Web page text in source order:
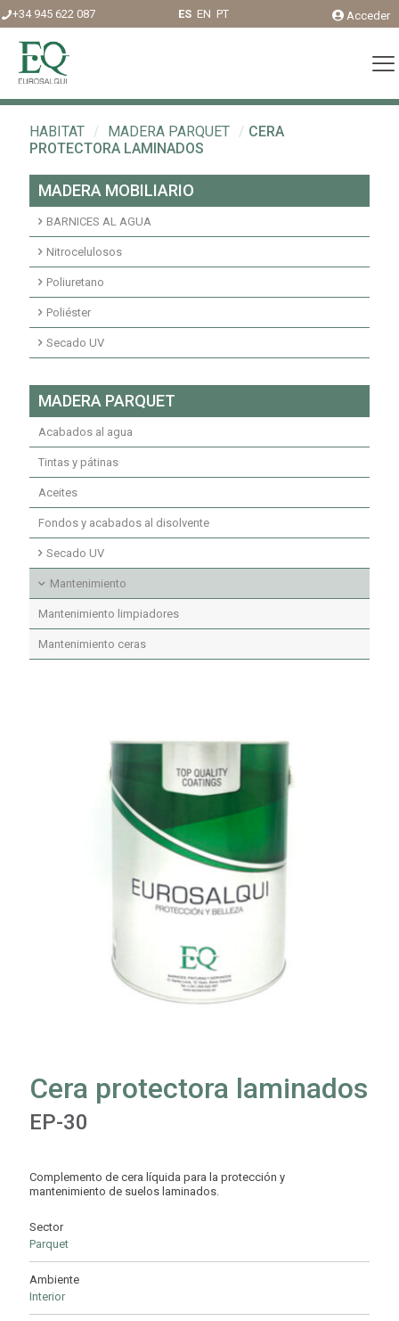
+34 945 622 087 ES EN PT Acceder
HABITAT / MADERA PARQUET / CERA
PROTECTORA LAMINADOS
MADERA MOBILIARIO
BARNICES AL AGUA
Acabados agua interior
Fondos agua interior
Nitrocelulosos
Fondos Nitrocelulosos
Acabados nitrocelulosos
Poliuretano
Imprimaciones y fondos transparentes poliuretano
Imprimaciones y fondos pigmentados poliuretano
Acabados transparentes poliuretano
Fondos y acabados poliuretano ignífugos
Poliéster
Fondos transparentes poliéster insaturado
Acabados transparentes poliéster insaturado
Secado UV
Fondos pigmentados secados UV
Acabados secados UV
MADERA PARQUET
Acabados al agua
Tintas y pátinas
Aceites
Fondos y acabados al disolvente
Secado UV
Imprimaciones secado UV
Fondos secados UV
Acabados secado UV
Mantenimiento
Mantenimiento limpiadores
Mantenimiento ceras
Cera protectora laminados
EP-30
Complemento de cera líquida para la protección y
mantenimiento de suelos laminados.
Sector
Parquet
Ambiente
Interior